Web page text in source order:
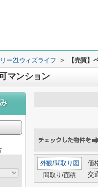
ー21ウィズライフ > 【売買】
マンション
外観/間取り図
間取り/面積
価
交